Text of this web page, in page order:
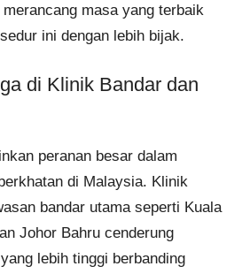
masa yang terbaik
ini dengan lebih bijak.
di Klinik Bandar dan
peranan besar dalam
di Malaysia. Klinik
bandar utama seperti Kuala
Johor Bahru cenderung
lebih tinggi berbanding